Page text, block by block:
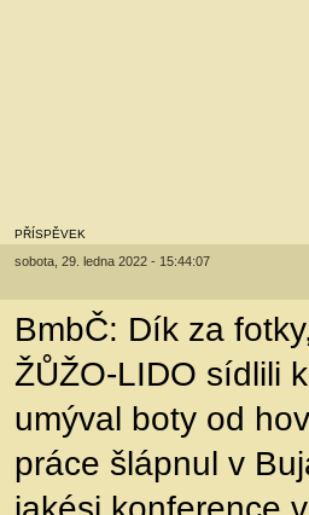
PŘÍSPĚVEK
sobota, 29. ledna 2022 - 15:44:07
BmbČ: Dík za
ŽŮŽO-LIDO sídlili
umýval boty od
práce šlápnul v